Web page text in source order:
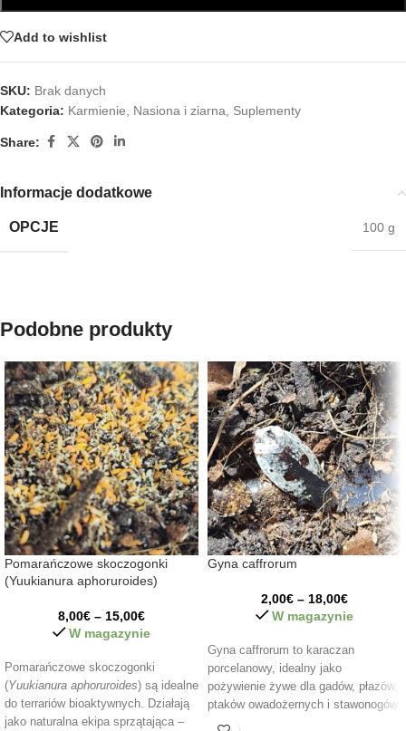
Add to wishlist
SKU: Brak danych
Kategoria: Karmienie Nasiona i ziarna Suplementy
Share:
Informacje dodatkowe
OPCJE 100 g
Podobne produkty
Pomarańczowe skoczogonki
(Yuukianura aphoruroides)
8,00€ – 15,00€
W magazynie
Pomarańczowe skoczogonki
(Yuukianura aphoruroides) są idealne
do terrariów bioaktywnych. Działają
jako naturalna ekipa sprzątająca –
Gyna caffrorum
2,00€ – 18,00€
W magazynie
Gyna caffrorum to karaczan
porcelanowy, idealny jako
pożywienie żywe dla gadów, płazów,
ptaków owadożernych i stawonogów.
Łatwy w hodowli, bezwonny, z